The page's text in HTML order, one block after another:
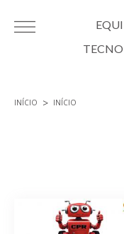
INÍCIO INÍCIO
Páginas